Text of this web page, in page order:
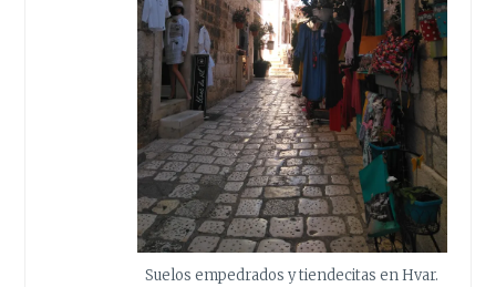
Suelos empedrados y tiendecitas en Hvar.